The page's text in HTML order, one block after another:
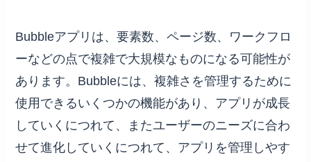
Bubbleアプリは、要素数、ページ数、ワークフロ
ーなどの点で複雑で大規模なものになる可能性が
あります。Bubbleには、複雑さを管理するために
使用できるいくつかの機能があり、アプリが成長
していくにつれて、またユーザーのニーズに合わ
せて進化していくにつれて、アプリを管理しやす